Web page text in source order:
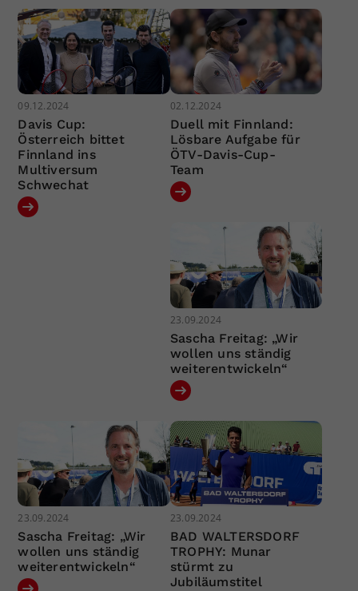
09.12.2024
Davis Cup:
Österreich bittet
Finnland ins
Multiversum
Schwechat
02.12.2024
Duell mit Finnland:
Lösbare Aufgabe für
ÖTV-Davis-Cup-
Team
23.09.2024
Sascha Freitag: „Wir
wollen uns ständig
weiterentwickeln“
23.09.2024
Sascha Freitag: „Wir
wollen uns ständig
weiterentwickeln“
23.09.2024
BAD WALTERSDORF
TROPHY: Munar
stürmt zu
Jubiläumstitel